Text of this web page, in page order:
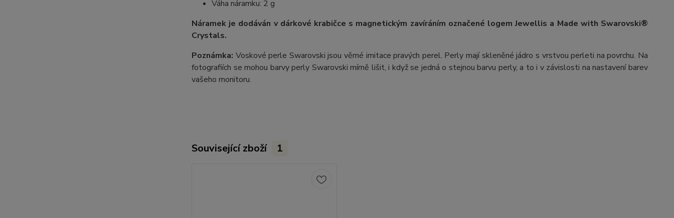
Váha náramku: 2 g
Náramek je dodáván v dárkové krabičce s magnetickým zavíráním označené logem Jewellis a Made with Swarovski®
Crystals.
Poznámka: Voskové perle Swarovski jsou věrné imitace pravých perel. Perly mají skleněné jádro s vrstvou perleti na povrchu. Na
fotografiích se mohou barvy perly Swarovski mírně lišit, i když se jedná o stejnou barvu perly, a to i v závislosti na nastavení barev
vašeho monitoru.
Související zboží 1